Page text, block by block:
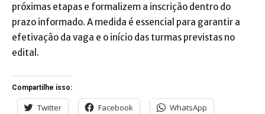
próximas etapas e formalizem a inscrição dentro do
prazo informado. A medida é essencial para garantir a
efetivação da vaga e o início das turmas previstas no
edital.
Compartilhe isso:
Twitter Facebook WhatsApp